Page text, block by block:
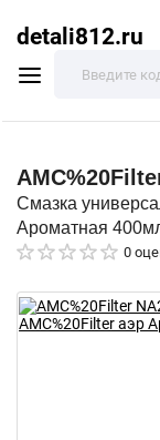
detali812.ru
Смазка
Ароматная
0